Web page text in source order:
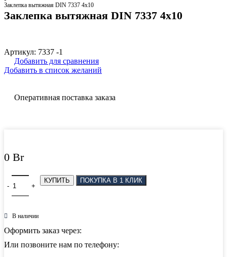
Заклепка вытяжная DIN 7337 4х10
Заклепка вытяжная DIN 7337 4х10
Артикул: 7337 -1
Добавить для сравнения
Добавить в список желаний
Оперативная поставка заказа
0 Br
Количество товара Заклепка вытяжная DIN 7337 4х10
КУПИТЬ ПОКУПКА В 1 КЛИК
В наличии
Оформить заказ через:
Или позвоните нам по телефону: